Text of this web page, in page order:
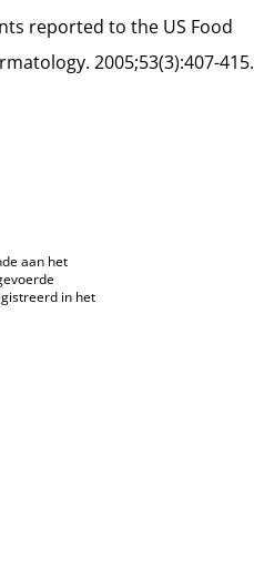
reported to the US Food
2005;53(3):407-415.
aan het
in het